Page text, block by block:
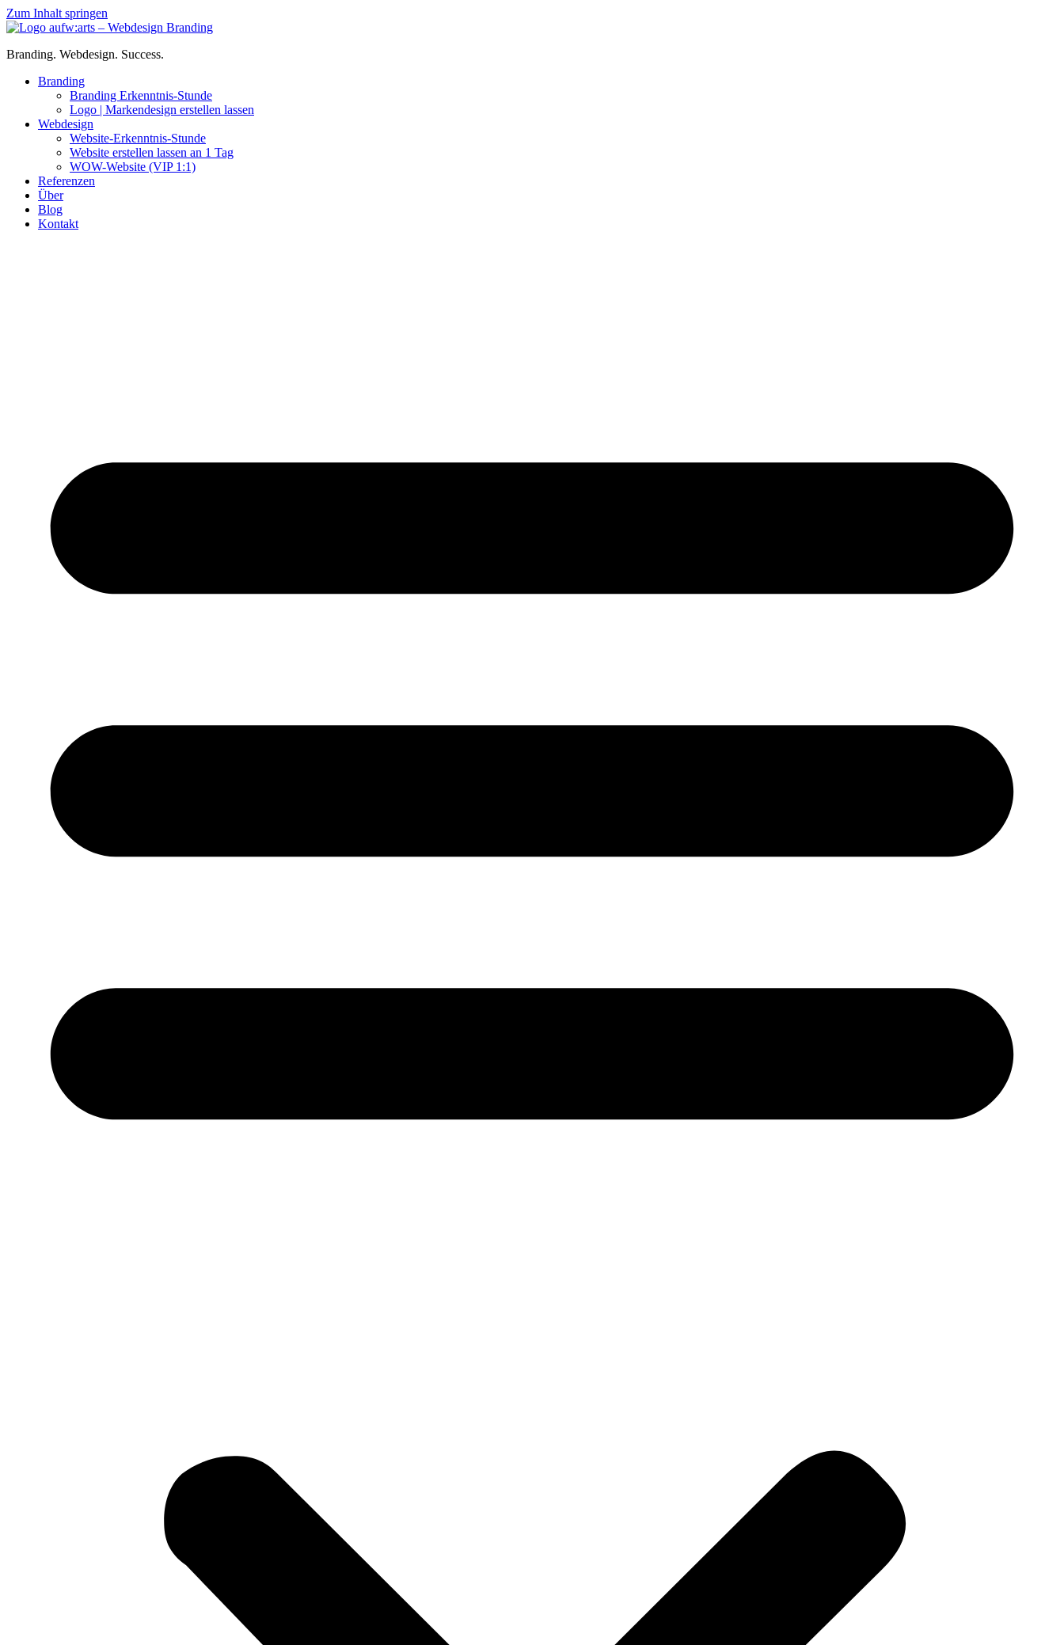
Zum Inhalt springen
Branding. Webdesign. Success.
Branding
Branding Erkenntnis-Stunde
Logo | Markendesign erstellen lassen
Webdesign
Website-Erkenntnis-Stunde
Website erstellen lassen an 1 Tag
WOW-Website (VIP 1:1)
Referenzen
Über
Blog
Kontakt